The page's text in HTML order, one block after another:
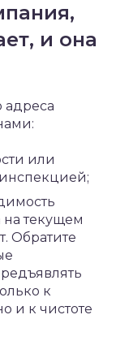
и она
адреса
или
текущем
Обратите
к
и к чистоте